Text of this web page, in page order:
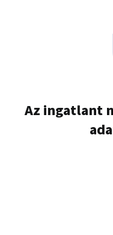
Az ingatlant